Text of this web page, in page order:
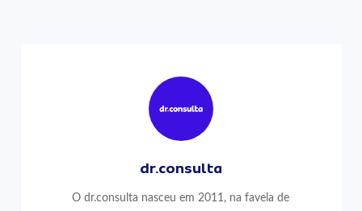
dr.consulta
O dr.consulta nasceu em 2011, na favela de